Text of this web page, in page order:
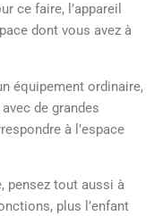
ce faire, l’appareil
dont vous avez à
équipement ordinaire,
de grandes
à l’espace
pensez tout aussi à
plus l’enfant